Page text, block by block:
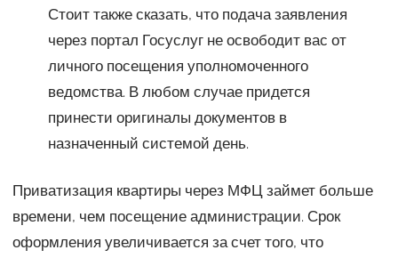
Стоит также сказать, что подача заявления
через портал Госуслуг не освободит вас от
личного посещения уполномоченного
ведомства. В любом случае придется
принести оригиналы документов в
назначенный системой день.
Приватизация квартиры через МФЦ займет больше
времени, чем посещение администрации. Срок
оформления увеличивается за счет того, что